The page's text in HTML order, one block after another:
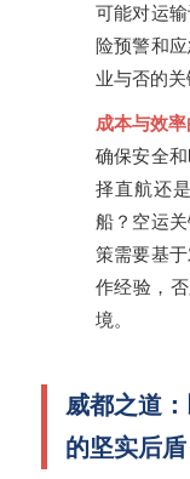
可能对运
险预警和
业与否的关
成本与效率
确保安全
择直航还
船？空运
策需要基
作经验，
境。
威都之道
的坚实后盾